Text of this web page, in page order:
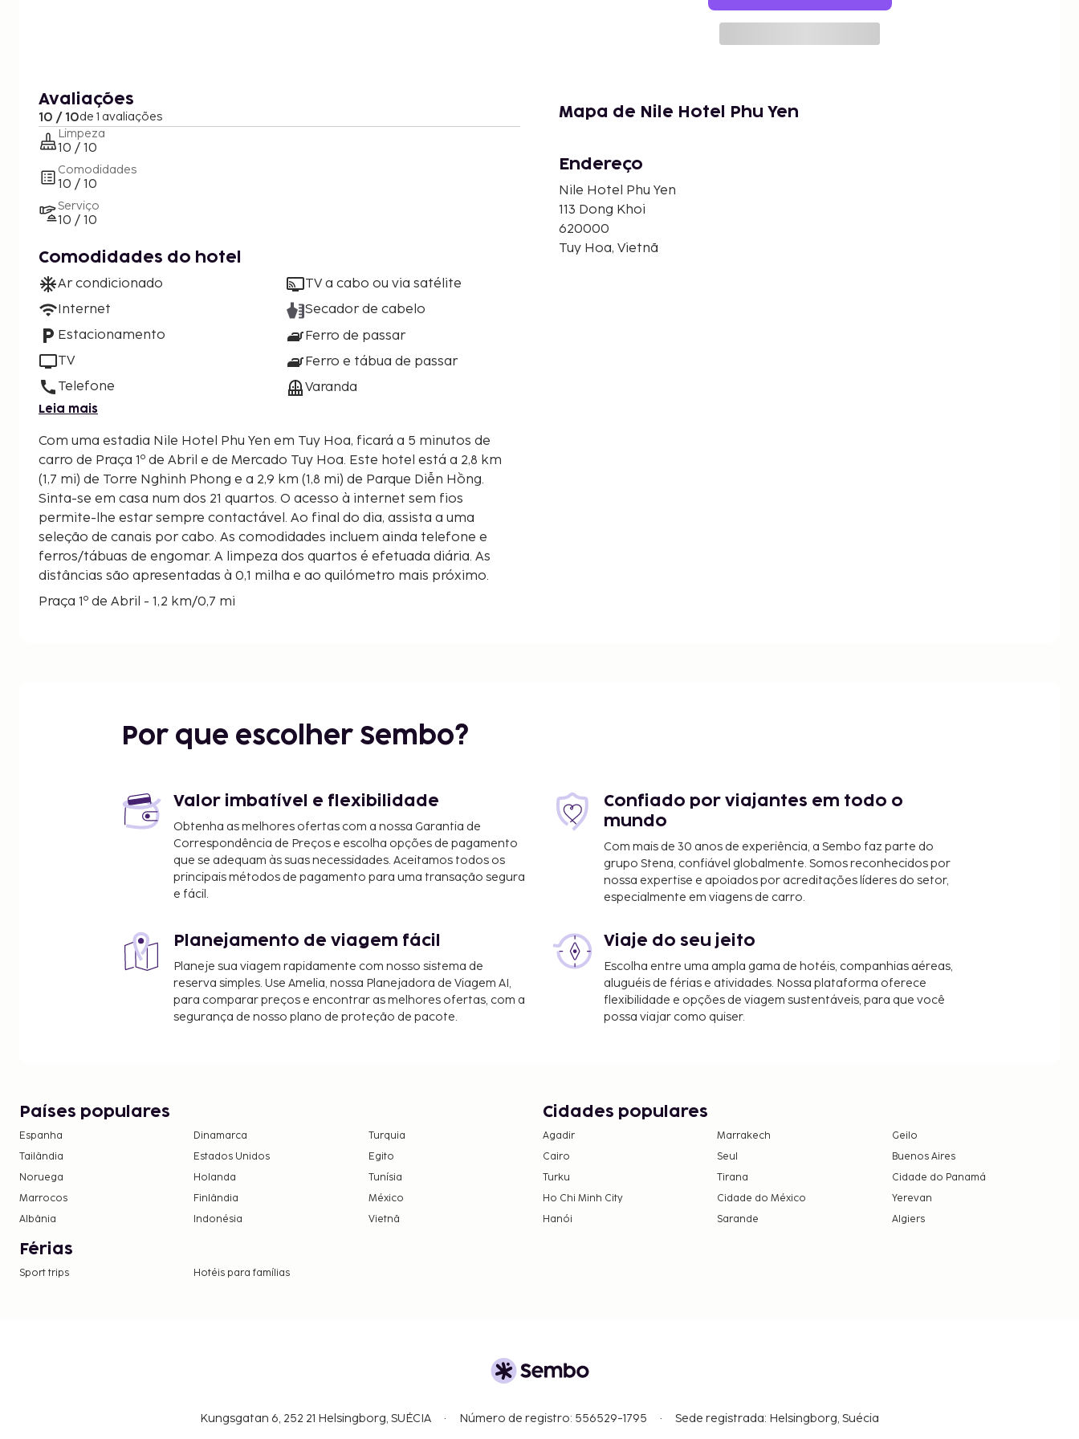
Avaliações
10 / 10de 1 avaliações
Limpeza
10 / 10
Comodidades
10 / 10
Serviço
10 / 10
Comodidades do hotel
Ar condicionado
Internet
Estacionamento
TV
Telefone
TV a cabo ou via satélite
Secador de cabelo
Ferro de passar
Ferro e tábua de passar
Varanda
Leia mais
Com uma estadia Nile Hotel Phu Yen em Tuy Hoa, ficará a 5 minutos de
carro de Praça 1º de Abril e de Mercado Tuy Hoa. Este hotel está a 2,8 km
(1,7 mi) de Torre Nghinh Phong e a 2,9 km (1,8 mi) de Parque Diễn Hồng.
Sinta-se em casa num dos 21 quartos. O acesso à internet sem fios
permite-lhe estar sempre contactável. Ao final do dia, assista a uma
seleção de canais por cabo. As comodidades incluem ainda telefone e
ferros/tábuas de engomar. A limpeza dos quartos é efetuada diária. As
distâncias são apresentadas à 0,1 milha e ao quilómetro mais próximo.
Praça 1º de Abril - 1,2 km/0,7 mi
Praia de Bãi Xép - 13,9 km/8,7 mi
Baía de Vũng Rô - 34,4 km/21,4 mi
Pagode da Pedra Branca - 34,7 km/21,6 mi
Gành Đá Dĩa - 36,9 km/22,9 mi
Os aeroportos mais próximos são:
Tuy Hoa (TBB-Dong Tac) - 7,4 km/4,6 mi
Nha Trang (CXR-Cam Ranh) - 164,9 km/102,5 mi
receção aberta 24 horas e uma lavandaria. Há estacionamento grátis no
Mapa de Nile Hotel Phu Yen
Endereço
Nile Hotel Phu Yen
113 Dong Khoi
620000
Tuy Hoa, Vietnã
Por que escolher Sembo?
Valor imbatível e flexibilidade
Obtenha as melhores ofertas com a nossa Garantia de
Correspondência de Preços e escolha opções de pagamento
que se adequam às suas necessidades. Aceitamos todos os
principais métodos de pagamento para uma transação segura
e fácil.
Confiado por viajantes em todo o
mundo
Com mais de 30 anos de experiência, a Sembo faz parte do
grupo Stena, confiável globalmente. Somos reconhecidos por
nossa expertise e apoiados por acreditações líderes do setor,
especialmente em viagens de carro.
Planejamento de viagem fácil
Planeje sua viagem rapidamente com nosso sistema de
reserva simples. Use Amelia, nossa Planejadora de Viagem AI,
para comparar preços e encontrar as melhores ofertas, com a
segurança de nosso plano de proteção de pacote.
Viaje do seu jeito
Escolha entre uma ampla gama de hotéis, companhias aéreas,
aluguéis de férias e atividades. Nossa plataforma oferece
flexibilidade e opções de viagem sustentáveis, para que você
possa viajar como quiser.
Países populares
Espanha Dinamarca
Turquia
Tailândia
Estados Unidos
Egito
Noruega
Holanda
Tunísia
Marrocos
Finlândia
México
Albânia
Indonésia Vietnã
Cidades populares
Agadir Marrakech
Geilo
Cairo
Seul
Buenos Aires
Turku
Tirana
Cidade do Panamá
Ho Chi Minh City
Cidade do México
Yerevan
Hanói
Sarande Algiers
Férias
Sport trips Hotéis para famílias
Kungsgatan 6, 252 21 Helsingborg, SUÉCIA Número de registro: 556529-1795 Sede registrada: Helsingborg, Suécia